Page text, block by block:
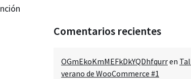
Comentarios recientes
OGmEkoKmMEFkDkYQDhfqurren
verano de WooCommerce #1